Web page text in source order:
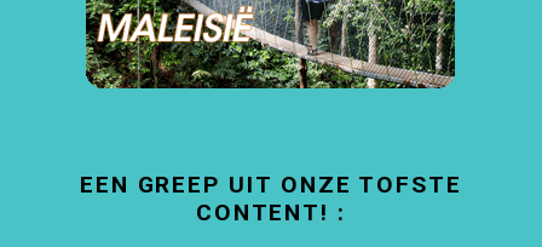
EEN GREEP UIT ONZE TOFSTE
CONTENT! :